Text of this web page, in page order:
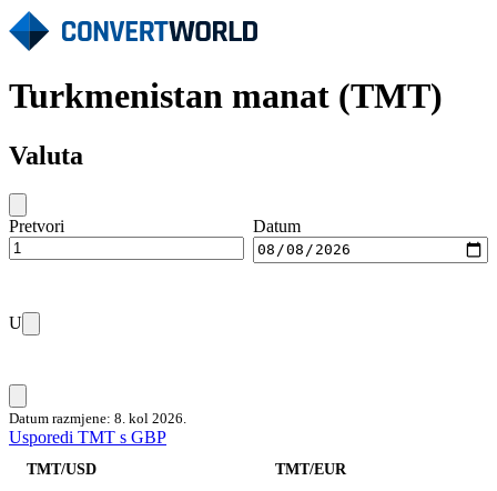
Turkmenistan manat (TMT)
Valuta
Pretvori Datum
U
Datum razmjene: 8. kol 2026.
Usporedi TMT s GBP
TMT/USD TMT/EUR